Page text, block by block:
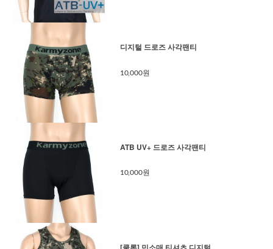
디지털 드로즈 사각팬티
10,000원
ATB UV+ 드로즈 사각팬티
10,000원